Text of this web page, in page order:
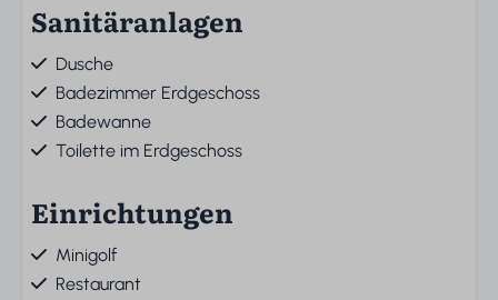
Sanitäranlagen
Dusche
Badezimmer Erdgeschoss
Badewanne
Toilette im Erdgeschoss
Einrichtungen
Minigolf
Restaurant